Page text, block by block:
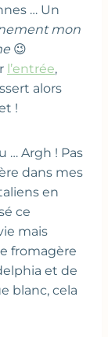
… Un
mon
😉
l’entrée,
alors
!
… Argh ! Pas
dans mes
en
ce
mais
fromagère
et de
blanc, cela